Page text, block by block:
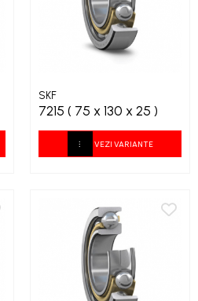
SKF
7215 ( 75 x 130 x 25 )
VEZI VARIANTE